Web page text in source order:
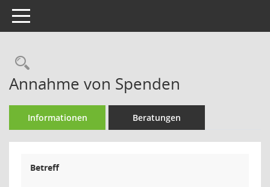
Toggle navigation
Rechercheauswahl
Annahme von Spenden
Informationen Beratungen
Betreff